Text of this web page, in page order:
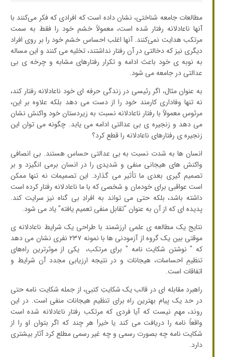
مطالعات جامعه شناختی، نشان داده است که افرادی که فکر می‌کنند با
آنها ناعادلانه رفتار شده است، معمولاً خشم خود را فقط به سمت
مرتکب هدایت نمی‌کنند. آنها اغلب احساس خشم خود را بر روی افراد
دیگری نیز که دخالتی در آن رفتار نداشتند، تخلیه می کنند و این مساله
به نوبه ی خود باعث ادامه و تکرار رفتارهای مشابه و چرخه ی بی
عدالتی در جامعه می شود.
به عنوان مثال، اگر رئیسی در زندگی حرفه ای خود ناعادلانه رفتار کند،
نه تنها وفاداری کارمند خود را از دست می دهد بلکه علاوه بر این،
مرئوس معمولاً با رفتار ناعادلانه نسبت به زیردستان خود واکنش نشان
می دهد و زنجیره ی بی عدالتی ادامه می یابد. چگونه می توان این
زنجیره ی رفتارهای ناعادلانه را قطع کرد؟
انسان ها به شدت نسبت به بی عدالتی حساس هستند. بی انصافی
واکنش های هیجانی منفی و شدیدی را در انسان برمی انگیزد و بر
تصمیم گیری بعدی ما تأثیر می گذارد. این تصمیمات نه تنها ممکن
است عواقبی برای خودمان و شخصی که با ما ناعادلانه رفتار کرده است
داشته باشد، بلکه حتی می تواند به افرادِ بی گناه نیز سرایت کند.
پدیده ای که از آن به عنوان "تقابل منفی تعمیم یافته" یاد می شود.
نتایج یک مطالعه ی علمی ارزشمند با طراحی یک شرایط ناعادلانه ی
موقتی بین یک گروه از آزمودنی ها با نمونه ۲۳۷ نفری نشان می دهد
که " نوشتن شکایت نامه " برای مرتکب، یکی از موثرترین راه‌های
تنظیمِ احساسات، هیجانات و در نتیجه ارزیابی مجدد آن شرایط و
اتفاقات است.
راهبرد مقابله ای در قالب یک شکایتِ کتبی، از جمله شکایت نامه حتی
در حد یک پیام بهترین راه برای تنظیم هیجانات منفی است. در این
روند، مهم نیست که آیا فردی که مرتکب رفتار ناعادلانه شده است
واقعاً نامه را دریافت می کند یا خیر! هر چند که اگر بتوان او را از
شکایت نامه چه بصورت رسمی و چه غیر رسمی مطلع کرد آثار بیشتری
دارد.